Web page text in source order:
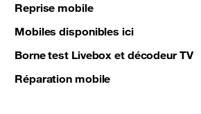
Reprise mobile
Mobiles disponibles ici
Borne test Livebox et décodeur TV
Réparation mobile